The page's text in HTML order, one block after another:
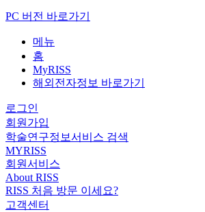
PC 버전 바로가기
메뉴
홈
MyRISS
해외전자정보 바로가기
로그인
회원가입
학술연구정보서비스 검색
MYRISS
회원서비스
About RISS
RISS 처음 방문 이세요?
고객센터